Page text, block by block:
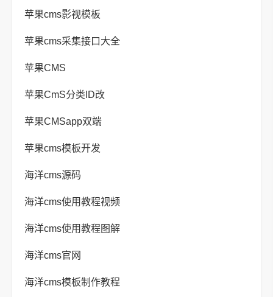
苹果cms影视模板
苹果cms采集接口大全
苹果CMS
苹果CmS分类ID改
苹果CMSapp双端
苹果cms模板开发
海洋cms源码
海洋cms使用教程视频
海洋cms使用教程图解
海洋cms官网
海洋cms模板制作教程